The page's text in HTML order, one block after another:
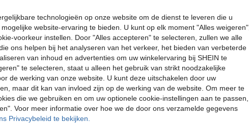
technologieën op onze website om de dienst te leveren die u
website-ervaring te bieden. U kunt op elk moment "Alles weigeren",
voorkeur instellen. Door "Alles accepteren" te selecteren, zullen we alle
ons helpen bij het analyseren van het verkeer, het bieden van verbeterde
van inhoud en advertenties om uw winkelervaring bij SHEIN te
te selecteren, staat u alleen het gebruik van strikt noodzakelijke
de werking van onze website. U kunt deze uitschakelen door uw
maar dit kan van invloed zijn op de werking van de website. Om meer te
die we gebruiken en om uw optionele cookie-instellingen aan te passen,
Voor meer informatie over hoe we de door ons verzamelde gegevens
Privacybeleid te bekijken.